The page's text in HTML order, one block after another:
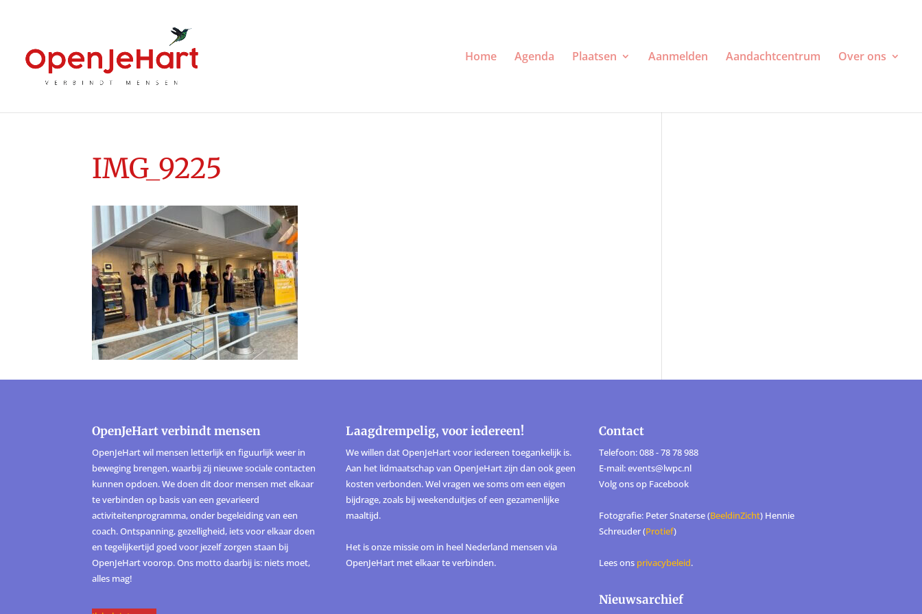
Home Agenda Plaatsen Aanmelden Aandachtcentrum Over ons
IMG_9225
OpenJeHart verbindt mensen
OpenJeHart wil mensen letterlijk en figuurlijk weer in
beweging brengen, waarbij zij nieuwe sociale contacten
kunnen opdoen. We doen dit door mensen met elkaar
te verbinden op basis van een gevarieerd
activiteitenprogramma, onder begeleiding van een
coach. Ontspanning, gezelligheid, iets voor elkaar doen
en tegelijkertijd goed voor jezelf zorgen staan bij
OpenJeHart voorop. Ons motto daarbij is: niets moet,
alles mag!
Laagdrempelig, voor iedereen!
We willen dat OpenJeHart voor iedereen toegankelijk is.
Aan het lidmaatschap van OpenJeHart zijn dan ook geen
kosten verbonden. Wel vragen we soms om een eigen
bijdrage, zoals bij weekenduitjes of een gezamenlijke
maaltijd.
Het is onze missie om in heel Nederland mensen via
OpenJeHart met elkaar te verbinden.
Contact
Telefoon: 088 - 78 78 988
E-mail: events@lwpc.nl
Volg ons op Facebook
Fotografie: Peter Snaterse (BeeldinZicht) Hennie
Schreuder (Protief)
Lees ons privacybeleid.
Nieuwsarchief